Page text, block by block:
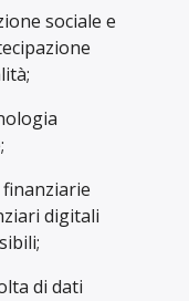
sociale e
digitali
di dati